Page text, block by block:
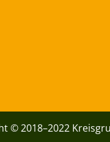
© 2018–2022